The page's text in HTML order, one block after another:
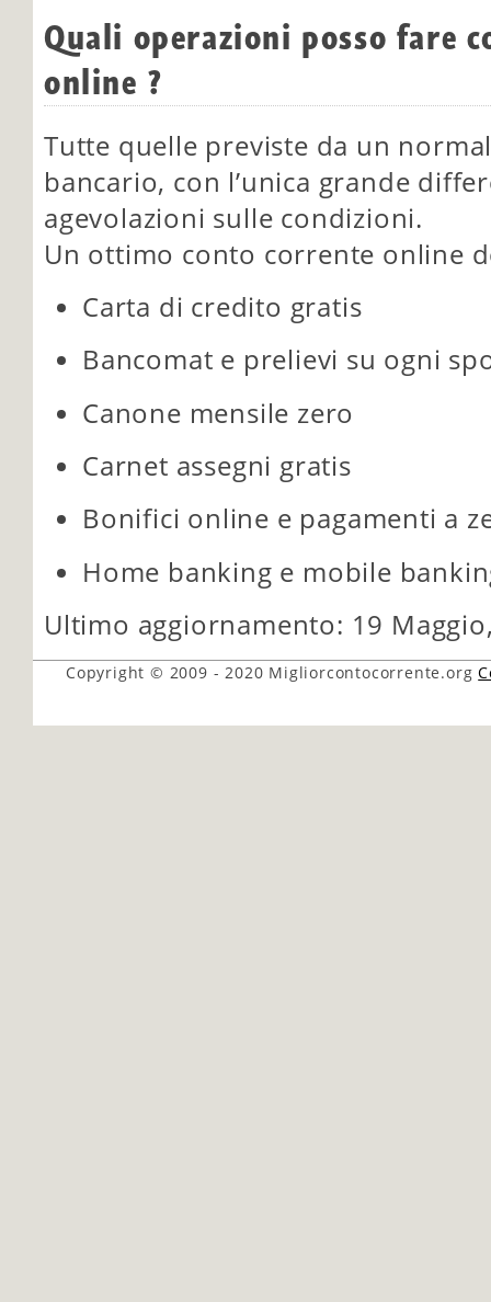
Quali operazioni posso fare
online ?
Tutte quelle previste da un
bancario, con l’unica grande
agevolazioni sulle condizioni.
Un ottimo conto corrente online
Carta di credito gratis
Bancomat e prelievi su ogni
Canone mensile zero
Carnet assegni gratis
Bonifici online e pagamenti a
Home banking e mobile
Ultimo aggiornamento: 19
Copyright © 2009 - 2020 Migliorcontocorrente.org